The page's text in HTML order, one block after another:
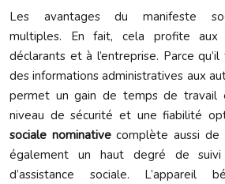
Les avantages du manifeste
multiples. En fait, cela profite aux
déclarants et à l’entreprise. Parce
des informations administratives aux
permet un gain de temps de travail
niveau de sécurité et une fiabilité
sociale nominativecomplète aussi de
également un haut degré de
d’assistance sociale. L’appareil